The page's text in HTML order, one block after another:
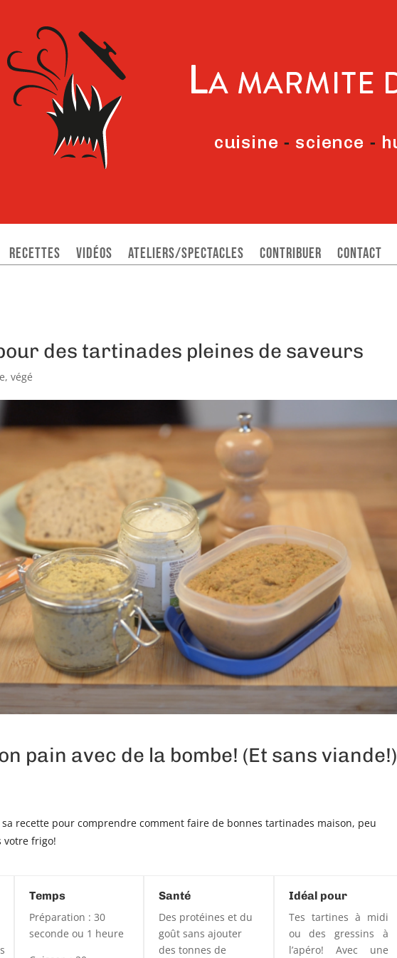
Recettes Vidéos Ateliers/Spectacles Contribuer Contact
des tartinades pleines de saveurs
,végé
pain avec de la bombe! (Et sans viande!)
recette pour comprendre comment faire de bonnes tartinades maison, peu
votre frigo!
Temps
Préparation : 30
seconde ou 1 heure
Santé
Des protéines et du
goût sans ajouter
des tonnes de
Idéal pour
Tes tartines à midi
ou des gressins à
l’apéro! Avec une